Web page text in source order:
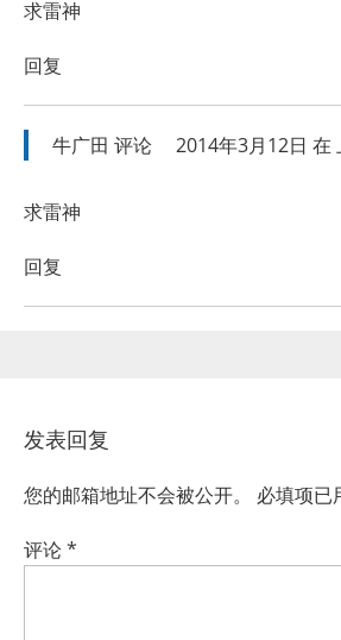
求雷神
回复
牛广田 评论 2014年3月12日 在
求雷神
回复
发表回复
您的邮箱地址不会被公开。 必填项已
评论*